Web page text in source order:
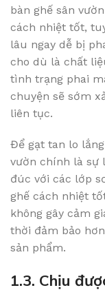
bàn ghế sân
cách nhiệt tốt,
lâu ngay dễ bị
cho dù là chất
tình trạng phai
chuyện sẽ sớm
liên tục.
Để gạt tan lo
vườn chính là sự
đúc với các lớp
ghế cách nhiệt
không gây cảm
thời đảm bảo
sản phẩm.
1.3. Chịu